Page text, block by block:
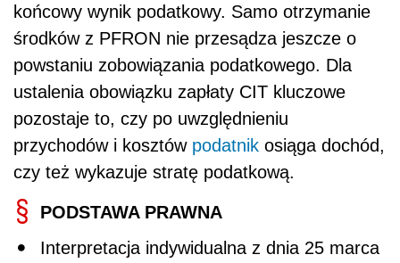
końcowy wynik podatkowy. Samo otrzymanie
środków z PFRON nie przesądza jeszcze o
powstaniu zobowiązania podatkowego. Dla
ustalenia obowiązku zapłaty CIT kluczowe
pozostaje to, czy po uwzględnieniu
przychodów i kosztów podatnik osiąga dochód,
czy też wykazuje stratę podatkową.
PODSTAWA PRAWNA
Interpretacja indywidualna z dnia 25 marca